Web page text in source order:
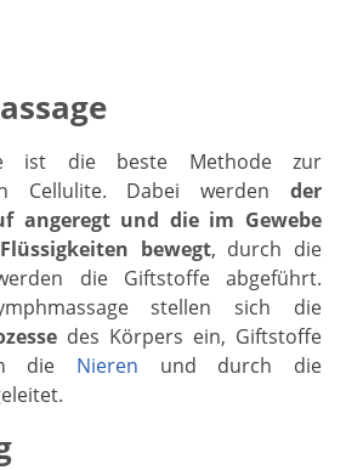
ist die beste Methode zur
Cellulite. Dabei werden der
angeregt und die im Gewebe
bewegt, durch die
die Giftstoffe abgeführt.
stellen sich die
des Körpers ein, Giftstoffe
die Nieren und durch die